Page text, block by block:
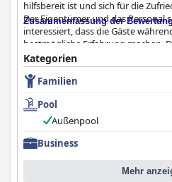
hilfsbereit ist und sich für die
Der Eigentümer und das Personal
interessiert, dass die Gäste
bestmögliche Erfahrung machen.
dass sie sich während ihres
und gut aufgehoben fühlen.
Zusammenfassung der
Kategorien
Familien
Pool
Außenpool
Business
Mehr